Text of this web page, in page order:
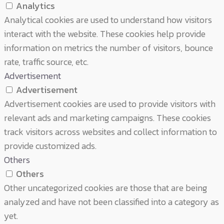
Analytics
Analytical cookies are used to understand how visitors
interact with the website. These cookies help provide
information on metrics the number of visitors, bounce
rate, traffic source, etc.
Advertisement
Advertisement
Advertisement cookies are used to provide visitors with
relevant ads and marketing campaigns. These cookies
track visitors across websites and collect information to
provide customized ads.
Others
Others
Other uncategorized cookies are those that are being
analyzed and have not been classified into a category as
yet.